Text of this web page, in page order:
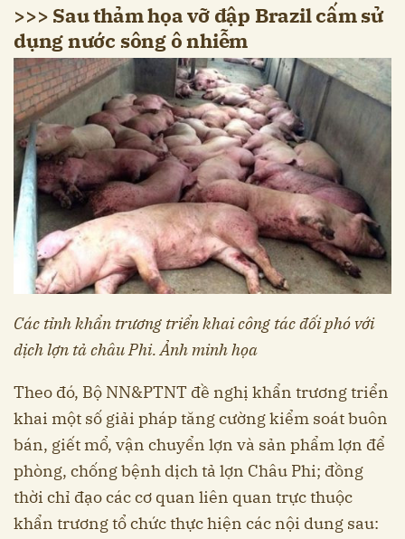
>>> Sau thảm họa vỡ đập Brazil cấm sử
dụng nước sông ô nhiễm
Các tỉnh khẩn trương triển khai công tác đối phó với
dịch lợn tả châu Phi. Ảnh minh họa
Theo đó, Bộ NN&PTNT đề nghị khẩn trương triển
khai một số giải pháp tăng cường kiểm soát buôn
bán, giết mổ, vận chuyển lợn và sản phẩm lợn để
phòng, chống bệnh dịch tả lợn Châu Phi; đồng
thời chỉ đạo các cơ quan liên quan trực thuộc
khẩn trương tổ chức thực hiện các nội dung sau: